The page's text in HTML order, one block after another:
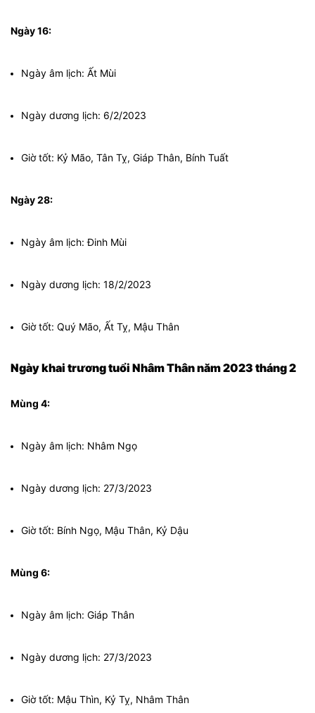
Ngày 16:
Ngày âm lịch: Ất Mùi
Ngày dương lịch: 6/2/2023
Giờ tốt: Kỷ Mão, Tân Tỵ, Giáp Thân, Bính Tuất
Ngày 28:
Ngày âm lịch: Đinh Mùi
Ngày dương lịch: 18/2/2023
Giờ tốt: Quý Mão, Ất Tỵ, Mậu Thân
Ngày khai trương tuổi Nhâm Thân năm 2023 tháng 2
Mùng 4:
Ngày âm lịch: Nhâm Ngọ
Ngày dương lịch: 27/3/2023
Giờ tốt: Bính Ngọ, Mậu Thân, Kỷ Dậu
Mùng 6:
Ngày âm lịch: Giáp Thân
Ngày dương lịch: 27/3/2023
Giờ tốt: Mậu Thìn, Kỷ Tỵ, Nhâm Thân